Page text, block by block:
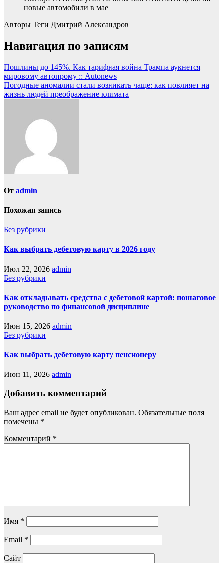
новые автомобили в мае
Авторы Теги Дмитрий Александров
Навигация по записям
Пошлины до 145%. Как тарифная война Трампа аукнется
мировому автопрому :: Autonews
Погодные аномалии стали возникать чаще: как повлияет на
жизнь людей преображение климата
От admin
Похожая запись
Без рубрики
Как выбрать дебетовую карту в 2026 году
Июл 22, 2026 admin
Без рубрики
Как откладывать средства с дебетовой картой: пошаговое
руководство по финансовой дисциплине
Июн 15, 2026 admin
Без рубрики
Как выбрать дебетовую карту пенсионеру
Июн 11, 2026 admin
Добавить комментарий
Ваш адрес email не будет опубликован. Обязательные поля
помечены *
Комментарий *
Имя *
Email *
Сайт